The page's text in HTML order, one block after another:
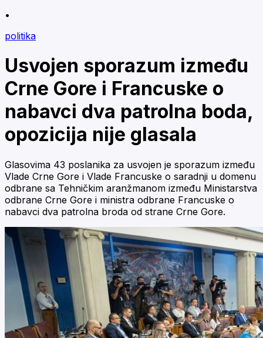
•
politika
Usvojen sporazum između
Crne Gore i Francuske o
nabavci dva patrolna boda,
opozicija nije glasala
Glasovima 43 poslanika za usvojen je sporazum između
Vlade Crne Gore i Vlade Francuske o saradnji u domenu
odbrane sa Tehničkim aranžmanom između Ministarstva
odbrane Crne Gore i ministra odbrane Francuske o
nabavci dva patrolna broda od strane Crne Gore.